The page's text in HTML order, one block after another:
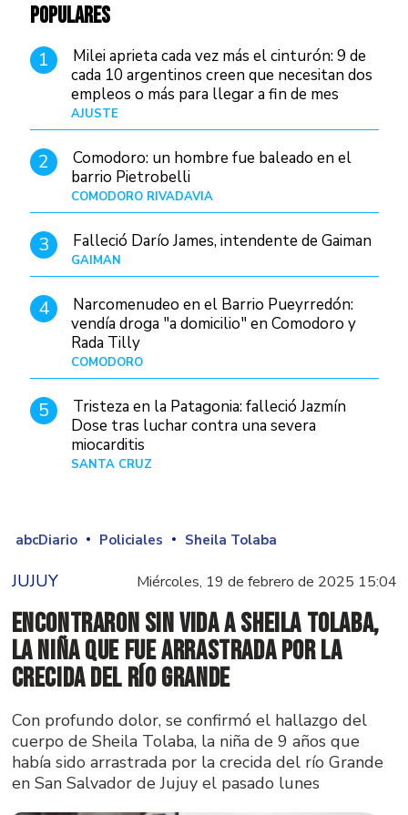
POPULARES
1
Milei aprieta cada vez más el cinturón: 9 de
cada 10 argentinos creen que necesitan dos
empleos o más para llegar a fin de mes
AJUSTE
2
Comodoro: un hombre fue baleado en el
barrio Pietrobelli
COMODORO RIVADAVIA
3 Falleció Darío James, intendente de Gaiman
GAIMAN
4
Narcomenudeo en el Barrio Pueyrredón:
vendía droga "a domicilio" en Comodoro y
Rada Tilly
COMODORO
5
Tristeza en la Patagonia: falleció Jazmín
Dose tras luchar contra una severa
miocarditis
SANTA CRUZ
abcDiario Policiales Sheila Tolaba
JUJUY Miércoles, 19 de febrero de 2025 15:04
Encontraron sin vida a Sheila Tolaba,
la niña que fue arrastrada por la
crecida del río Grande
Con profundo dolor, se confirmó el hallazgo del
cuerpo de Sheila Tolaba, la niña de 9 años que
había sido arrastrada por la crecida del río Grande
en San Salvador de Jujuy el pasado lunes